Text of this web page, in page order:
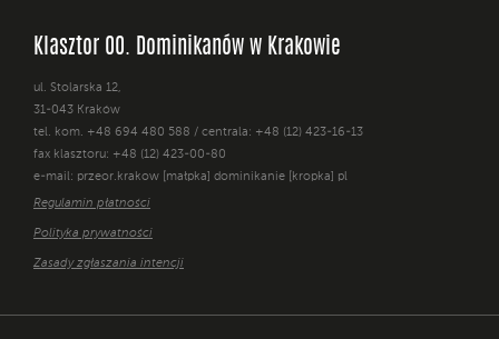
Klasztor OO. Dominikanów w Krakowie
ul. Stolarska 12,
31-043 Kraków
tel. kom. +48 694 480 588 / centrala: +48 (12) 423-16-13
fax klasztoru: +48 (12) 423-00-80
e-mail: przeor.krakow [małpka] dominikanie [kropka] pl
Regulamin płatności
Polityka prywatności
Zasady zgłaszania intencji